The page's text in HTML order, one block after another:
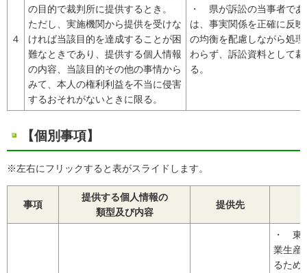
４
の目的で裁判所に提供するとき。
ただし、実施機関から提供を受けな
ければ当該目的を達成することが困
難なときであり、提供する個人情報
の内容、当該目的その他の事情から
みて、本人の権利利益を不当に侵害
するおそれがないときに限る。
・ 県が訴訟の当事者で
は、事実関係を正確に反
の均衡を配慮しながら処
わらず、訴訟資料として
る。
【個別事項】
※左右にフリックすると表がスライドします。
事項
提供する個人情報の
類型及び内容
提供先
・ 東
業生産
るため